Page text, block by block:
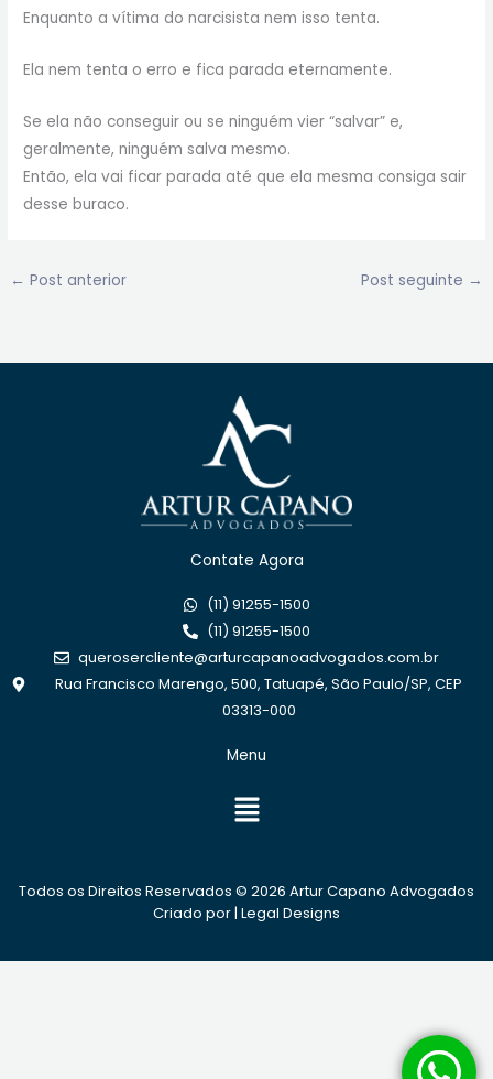
Enquanto a vítima do narcisista nem isso tenta.
Ela nem tenta o erro e fica parada eternamente.
Se ela não conseguir ou se ninguém vier “salvar” e,
geralmente, ninguém salva mesmo.
Então, ela vai ficar parada até que ela mesma consiga sair
desse buraco.
← Post anterior Post seguinte →
Contate Agora
(11) 91255-1500
(11) 91255-1500
querosercliente@arturcapanoadvogados.com.br
Rua Francisco Marengo, 500, Tatuapé, São Paulo/SP, CEP
03313-000
Menu
Menu
Todos os Direitos Reservados © 2026 Artur Capano Advogados
Criado por | Legal Designs